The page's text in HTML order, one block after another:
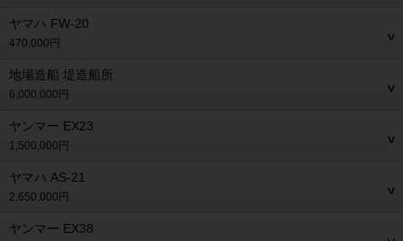
ヤマハ FW-20
470,000円
地場造船 堤造船所
6,000,000円
ヤンマー EX23
1,500,000円
ヤマハ AS-21
2,650,000円
ヤンマー EX38